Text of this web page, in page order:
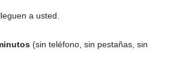
a usted.
(sin teléfono, sin pestañas, sin